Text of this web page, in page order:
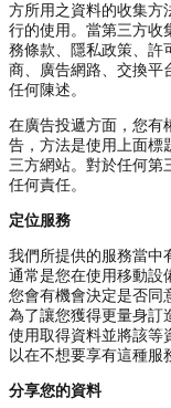
方所用之資料的收集方
行的使用。當第三方收
務條款、隱私政策、許
商、廣告網路、交換平
任何陳述。
在廣告投遞方面，您有
告，方法是使用上面標
三方網站。對於任何第
任何責任。
定位服務
我們所提供的服務當中
通常是您在使用移動設
您會有機會決定是否同
為了讓您獲得更量身訂
使用取得資料並將該等
以在不想要享有這種服
分享您的資料